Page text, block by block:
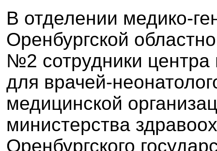
В отделении медико-
Оренбургской
№2 сотрудники
для врачей-
медицинской
министерства
Оренбургского